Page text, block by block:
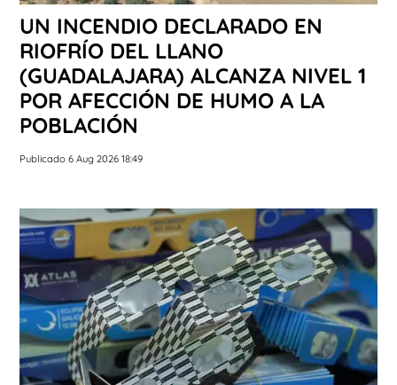
UN INCENDIO DECLARADO EN
RIOFRÍO DEL LLANO
(GUADALAJARA) ALCANZA NIVEL 1
POR AFECCIÓN DE HUMO A LA
POBLACIÓN
Publicado 6 Aug 2026 18:49